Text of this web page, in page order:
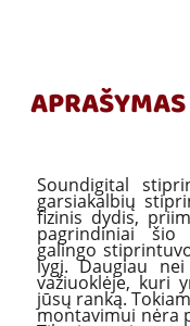
APRAŠYMAS
Soundigital
garsiakalbių
fizinis dydis,
pagrindiniai šio
galingo
lygį. Daugiau
važiuoklėje, kuri
jūsų ranką.
montavimui nėra